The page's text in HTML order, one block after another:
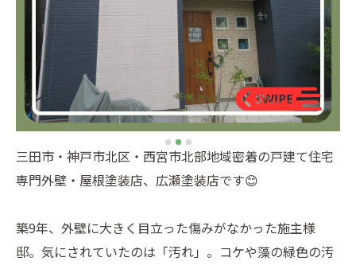
三田市・神戸市北区・西宮市北部地域密着の戸建て住宅
専門外壁・屋根塗装店、広瀬塗装店です😊
築9年、外壁に大きく目立った傷みがなかった施主様
邸。気にされていたのは「汚れ」。コケや藻の緑色の汚